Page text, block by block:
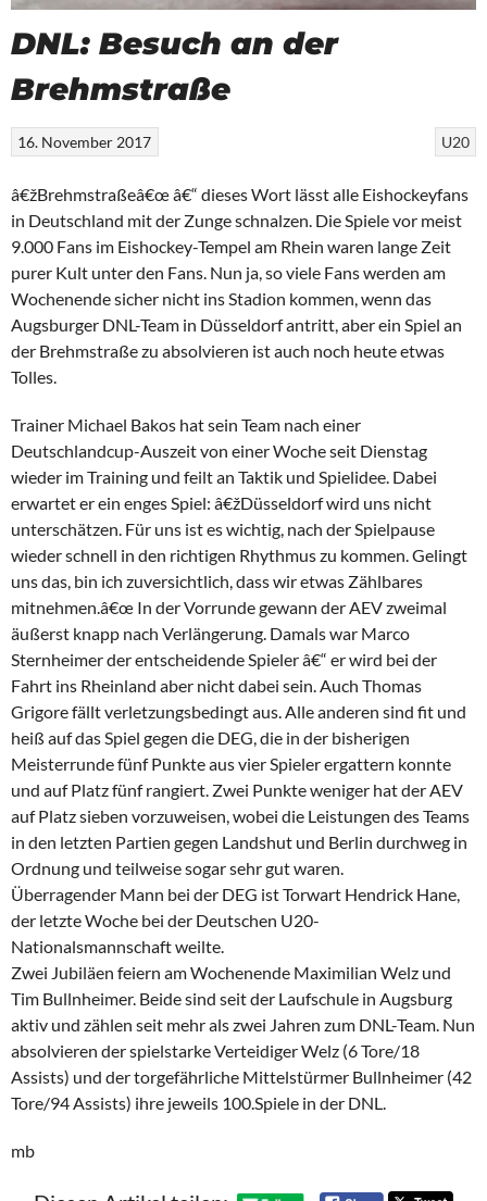
DNL: Besuch an der
Brehmstraße
U20
16. November 2017
â€žBrehmstraßeâ€œ â€“ dieses Wort lässt alle Eishockeyfans
in Deutschland mit der Zunge schnalzen. Die Spiele vor meist
9.000 Fans im Eishockey-Tempel am Rhein waren lange Zeit
purer Kult unter den Fans. Nun ja, so viele Fans werden am
Wochenende sicher nicht ins Stadion kommen, wenn das
Augsburger DNL-Team in Düsseldorf antritt, aber ein Spiel an
der Brehmstraße zu absolvieren ist auch noch heute etwas
Tolles.
Trainer Michael Bakos hat sein Team nach einer
Deutschlandcup-Auszeit von einer Woche seit Dienstag
wieder im Training und feilt an Taktik und Spielidee. Dabei
erwartet er ein enges Spiel: â€žDüsseldorf wird uns nicht
unterschätzen. Für uns ist es wichtig, nach der Spielpause
wieder schnell in den richtigen Rhythmus zu kommen. Gelingt
uns das, bin ich zuversichtlich, dass wir etwas Zählbares
mitnehmen.â€œ In der Vorrunde gewann der AEV zweimal
äußerst knapp nach Verlängerung. Damals war Marco
Sternheimer der entscheidende Spieler â€“ er wird bei der
Fahrt ins Rheinland aber nicht dabei sein. Auch Thomas
Grigore fällt verletzungsbedingt aus. Alle anderen sind fit und
heiß auf das Spiel gegen die DEG, die in der bisherigen
Meisterrunde fünf Punkte aus vier Spieler ergattern konnte
und auf Platz fünf rangiert. Zwei Punkte weniger hat der AEV
auf Platz sieben vorzuweisen, wobei die Leistungen des Teams
in den letzten Partien gegen Landshut und Berlin durchweg in
Ordnung und teilweise sogar sehr gut waren.
Überragender Mann bei der DEG ist Torwart Hendrick Hane,
der letzte Woche bei der Deutschen U20-
Nationalsmannschaft weilte.
Zwei Jubiläen feiern am Wochenende Maximilian Welz und
Tim Bullnheimer. Beide sind seit der Laufschule in Augsburg
aktiv und zählen seit mehr als zwei Jahren zum DNL-Team. Nun
absolvieren der spielstarke Verteidiger Welz (6 Tore/18
Assists) und der torgefährliche Mittelstürmer Bullnheimer (42
Tore/94 Assists) ihre jeweils 100.Spiele in der DNL.
mb